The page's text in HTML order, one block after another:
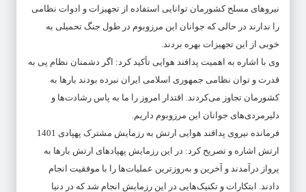
نیروهای مسلح کشورمان توانایی استفاده از تجهیزات و ادوات نظامی
را ندارند در حالی که جوانان این مرزوبوم در طول جنگ تحمیلی به
خوبی از این تجهیزات بهره بردند.
وی با اشاره به اهمیت پدافند هوایی تأکید کرد: اگر دشمنان نظام پی به
قدرت و توان نظامی جمهوری اسلامی ایران نبرده بودند بارها به
کشورمان تجاوز می‌کردند. اقتدار امروز را ما به پاس رشادت‌ها و
دلیرمردی‌های جوانان این مرزوبوم داریم.
فرمانده نیروی پدافند هوایی ارتش به رزمایش مشترک پهپادی 1401
ارتش اشاره و تصریح کرد: در این رزمایش پهپادهای ارتش بارها به
پرواز درآمدند و آخرین و به‌روزترین عملیات‌ها را با موفقیت انجام
دادند. ابتکارات و تکنیک‌هایی در این رزمایش انجام شد که در دنیا